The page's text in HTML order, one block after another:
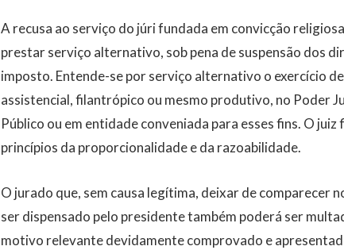
A recusa ao serviço do júri fundada em convicção
prestar serviço alternativo, sob pena de suspensão dos
imposto. Entende-se por serviço alternativo o exercício
assistencial, filantrópico ou mesmo produtivo, no Poder
Público ou em entidade conveniada para esses fins. O
princípios da proporcionalidade e da razoabilidade.
O jurado que, sem causa legítima, deixar de comparecer
ser dispensado pelo presidente também poderá ser
motivo relevante devidamente comprovado e